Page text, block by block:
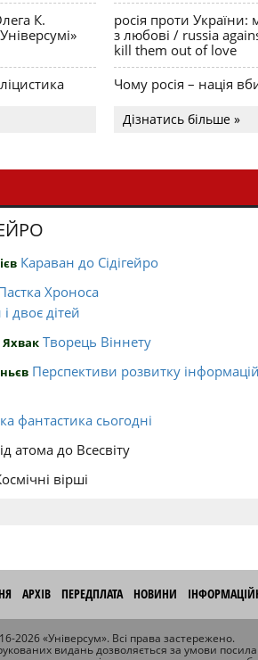
К.
росія проти України:
з любові / russia
kill them out of love
Чому росія – нація
Дізнатись більше »
Караван до Сідігейро
Хроноса
двоє дітей
Яхвак Творець Віннету
Перспективи розвитку
фантастика сьогодні
атома до Всесвіту
вірші
АРХІВ ПЕРЕДПЛАТА НОВИНИ
2026 «Універсум». Всі права застережено.
видань дозволяється за умови